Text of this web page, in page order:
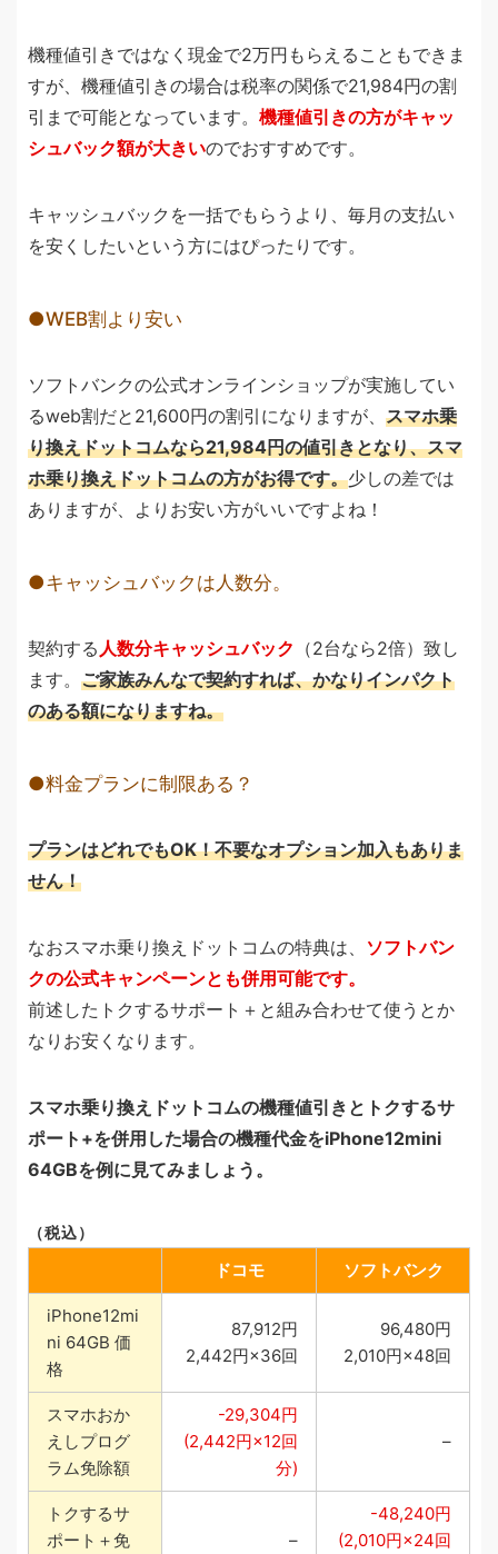
機種値引きではなく現金で2万円もらえることもできま
すが、機種値引きの場合は税率の関係で21,984円の割
引まで可能となっています。 機種値引きの方がキャッ
シュバック額が大きいのでおすすめです。
キャッシュバックを一括でもらうより、毎月の支払い
を安くしたいという方にはぴったりです。
WEB割より安い
ソフトバンクの公式オンラインショップが実施してい
るweb割だと21,600円の割引になりますが、 スマホ乗
り換えドットコムなら21,984円の値引きとなり、スマ
ホ乗り換えドットコムの方がお得です。少しの差では
ありますが、よりお安い方がいいですよね！
キャッシュバックは人数分。
契約する 人数分キャッシュバック （2台なら2倍）致し
ます。 ご家族みんなで契約すれば、かなりインパクト
のある額になりますね。
料金プランに制限ある？
プランはどれでもOK！不要なオプション加入もありま
せん！
なおスマホ乗り換えドットコムの特典は、 ソフトバン
クの公式キャンペーンとも併用可能です。
前述したトクするサポート＋と組み合わせて使うとか
なりお安くなります。
スマホ乗り換えドットコムの機種値引きとトクするサ
ポート+を併用した場合の機種代金をiPhone12mini
64GBを例に見てみましょう。
（税込）
ドコモ ソフトバンク
iPhone12mi
ni 64GB 価
格
87,912円
2,442円×36回
96,480円
2,010円×48回
スマホおか
えしプログ
ラム免除額
-29,304円
(2,442円×12回
分)
–
トクするサ
ポート＋免
–
-48,240円
(2,010円×24回